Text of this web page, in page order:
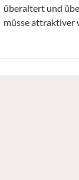
überaltert und
müsse attraktiver